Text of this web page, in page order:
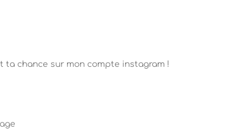
ta chance sur mon compte instagram !